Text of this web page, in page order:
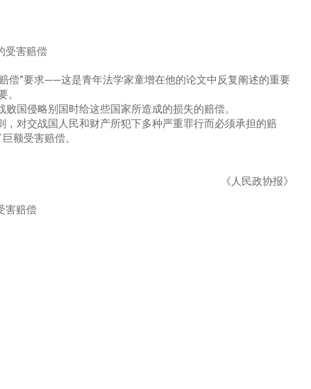
受害赔偿
”要求——这是青年法学家童增在他的论文中反复阐述的重要
国侵略别国时给这些国家所造成的损失的赔偿。
对交战国人民和财产所犯下多种严重罪行而必须承担的赔
额受害赔偿。
《人民政协报》
害赔偿